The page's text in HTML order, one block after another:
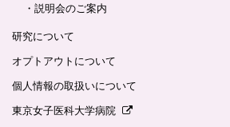
・説明会のご案内
研究について
オプトアウトについて
個人情報の取扱いについて
東京女子医科大学病院